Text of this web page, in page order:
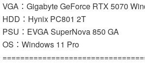
VGA：Gigabyte GeForce RTX 5070
HDD：Hynix PC801 2T
PSU：EVGA SuperNova 850 GA
OS：Windows 11 Pro